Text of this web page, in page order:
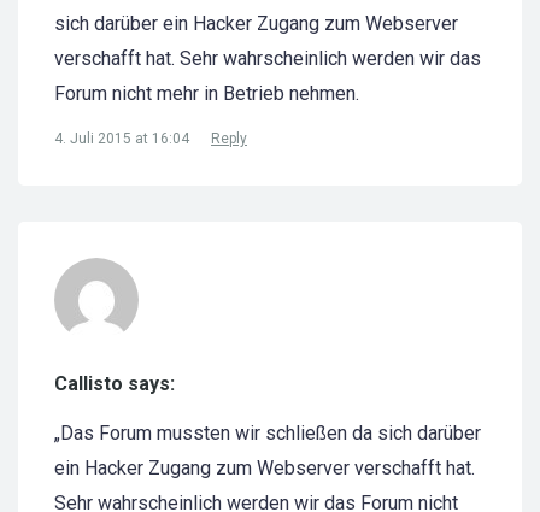
sich darüber ein Hacker Zugang zum Webserver
verschafft hat. Sehr wahrscheinlich werden wir das
Forum nicht mehr in Betrieb nehmen.
4. Juli 2015 at 16:04 Reply
Callisto says:
„Das Forum mussten wir schließen da sich darüber
ein Hacker Zugang zum Webserver verschafft hat.
Sehr wahrscheinlich werden wir das Forum nicht